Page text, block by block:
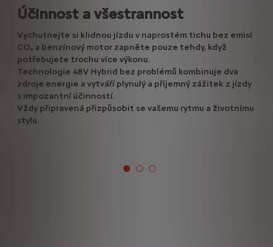
Účinnost a všestrannost
Vychutnejte si klidnou jízdu v naprostém tichu bez emisí
CO₂ a benzínový motor zapněte pouze tehdy, když
potřebujete trochu více výkonu.
Technologie 48V Hybrid bez problémů kombinuje dva
zdroje energie a vytváří plynulý a příjemný zážitek z jízdy
s impozantní účinností.
Vždy připravená přizpůsobit se vašemu rytmu a životnímu
stylu.